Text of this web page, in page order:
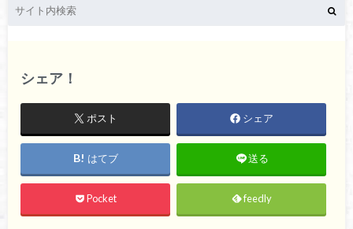
シェア！
ポスト シェア
はてブ 送る
Pocket feedly